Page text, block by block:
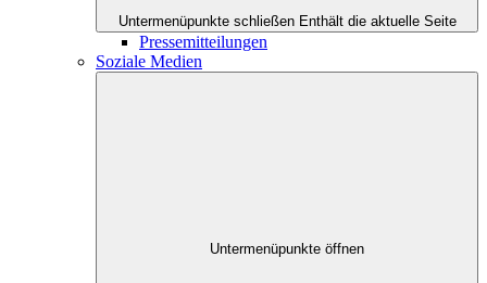
Untermenüpunkte schließen Enthält die aktuelle Seite
Pressemitteilungen
Soziale Medien
Untermenüpunkte öffnen